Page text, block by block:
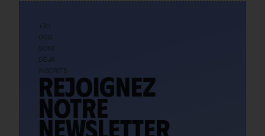
+30
000
SONT
DÉJÀ
INSCRITS
Rejoignez
notre
newsletter